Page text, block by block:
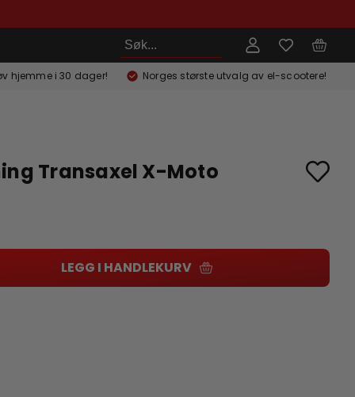
Søk
hjemme i 30 dager! Norges største utvalg av el-scootere!
Transaxel X-Moto
LEGG I HANDLEKURV